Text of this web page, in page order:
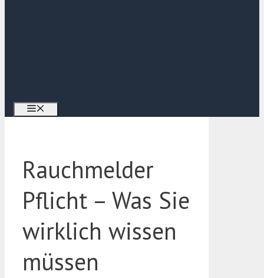
Rauchmelder
Pflicht – Was Sie
wirklich wissen
müssen